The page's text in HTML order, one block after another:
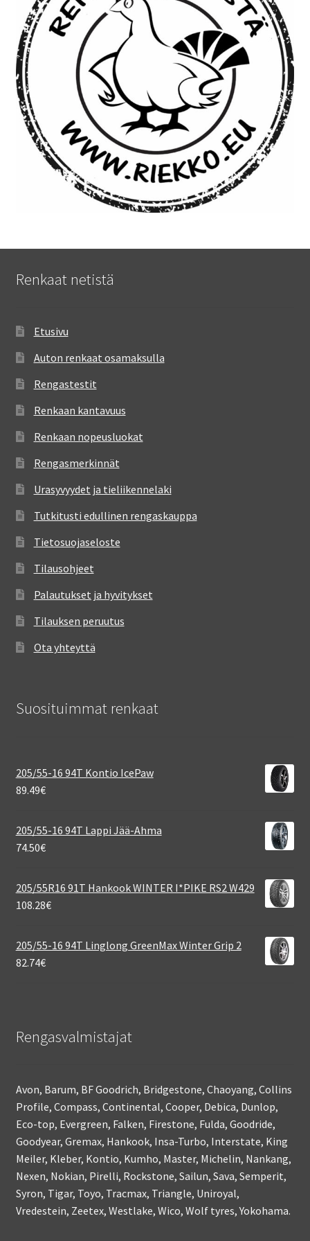
Renkaat netistä
Etusivu
Auton renkaat osamaksulla
Rengastestit
Renkaan kantavuus
Renkaan nopeusluokat
Rengasmerkinnät
Urasyvyydet ja tieliikennelaki
Tutkitusti edullinen rengaskauppa
Tietosuojaseloste
Tilausohjeet
Palautukset ja hyvitykset
Tilauksen peruutus
Ota yhteyttä
Suosituimmat renkaat
205/55-16 94T Kontio IcePaw
89.49€
205/55-16 94T Lappi Jää-Ahma
74.50€
205/55R16 91T Hankook WINTER I*PIKE RS2 W429
108.28€
205/55-16 94T Linglong GreenMax Winter Grip 2
82.74€
Rengasvalmistajat
Avon, Barum, BF Goodrich, Bridgestone, Chaoyang, Collins
Profile, Compass, Continental, Cooper, Debica, Dunlop,
Eco-top, Evergreen, Falken, Firestone, Fulda, Goodride,
Goodyear, Gremax, Hankook, Insa-Turbo, Interstate, King
Meiler, Kleber, Kontio, Kumho, Master, Michelin, Nankang,
Nexen, Nokian, Pirelli, Rockstone, Sailun, Sava, Semperit,
Syron, Tigar, Toyo, Tracmax, Triangle, Uniroyal,
Vredestein, Zeetex, Westlake, Wico, Wolf tyres, Yokohama.